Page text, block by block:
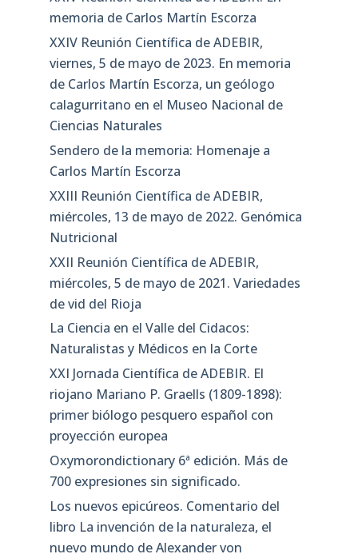
memoria de Carlos Martín Escorza
XXIV Reunión Científica de ADEBIR,
viernes, 5 de mayo de 2023. En memoria
de Carlos Martín Escorza, un geólogo
calagurritano en el Museo Nacional de
Ciencias Naturales
Sendero de la memoria: Homenaje a
Carlos Martín Escorza
XXIII Reunión Científica de ADEBIR,
miércoles, 13 de mayo de 2022. Genómica
Nutricional
XXII Reunión Científica de ADEBIR,
miércoles, 5 de mayo de 2021. Variedades
de vid del Rioja
La Ciencia en el Valle del Cidacos:
Naturalistas y Médicos en la Corte
XXI Jornada Científica de ADEBIR. El
riojano Mariano P. Graells (1809-1898):
primer biólogo pesquero español con
proyección europea
Oxymorondictionary 6ª edición. Más de
700 expresiones sin significado.
Los nuevos epicúreos. Comentario del
libro La invención de la naturaleza, el
nuevo mundo de Alexander von